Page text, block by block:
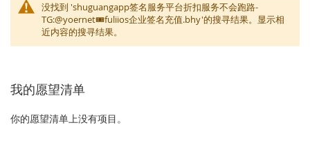
没找到 'shuguangapp签名服务平台折扣服务不会跑路-
TG:@yoernet🎟️fuliios企业签名充值.bhy'的搜寻结果。显示相
近内容的搜寻结果。
我的愿望清单
你的愿望清单上没有项目。